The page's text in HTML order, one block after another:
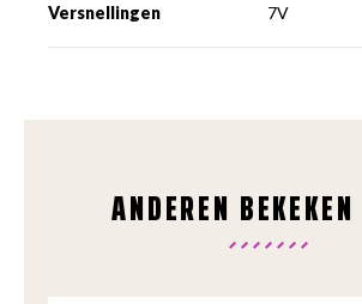
Versnellingen 7V
ANDEREN